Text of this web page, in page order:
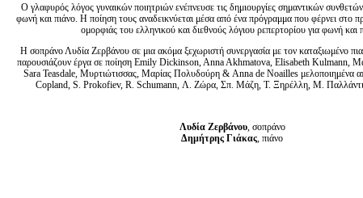
Ο γλαφυρός λόγος γυναικών ποιητριών ενέπνευσε τις δημιουργίες σημαντικών
φωνή και πιάνο. Η ποίηση τους αναδεικνύεται μέσα από ένα πρόγραμμα που φέρνει στο
ομορφιάς του ελληνικού και διεθνούς λόγιου ρεπερτορίου για φωνή και
Η σοπράνο Λυδία Ζερβάνου σε μια ακόμα ξεχωριστή συνεργασία με τον καταξιωμένο
παρουσιάζουν έργα σε ποίηση Emily Dickinson, Anna Akhmatova, Elisabeth Kulmann,
Sara Teasdale, Μυρτιώτισσας, Μαρίας Πολυδούρη & Anna de Noailles μελοποιημένα
Copland, S. Prokofiev, R. Schumann, Λ. Ζώρα, Σπ. Μάζη, Τ. Ξηρέλλη, Μ.
Λυδία Ζερβάνου, σοπράνο
Δημήτρης Γιάκας , πιάνο